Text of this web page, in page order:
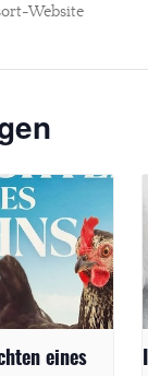
Website
eines